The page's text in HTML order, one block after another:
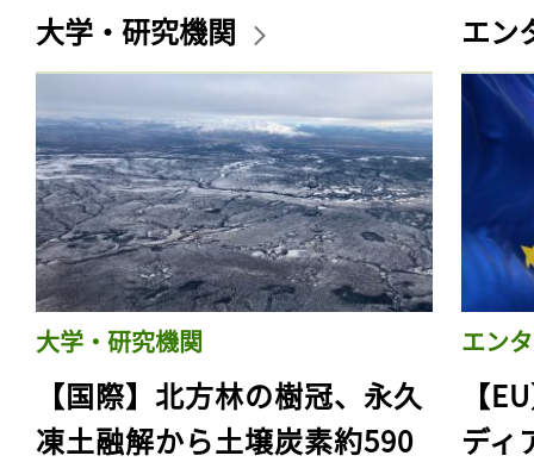
大学・研究機関
大学・研究機関
【国際】北方林の樹冠、永久
凍土融解から土壌炭素約590
エン
エン
【
ディ